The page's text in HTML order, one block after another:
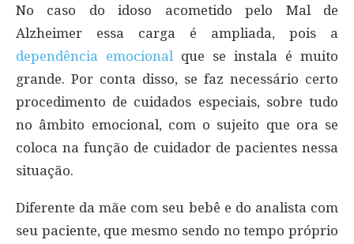
No caso do idoso acometido pelo Mal de
Alzheimer essa carga é ampliada, pois a
dependência emocional que se instala é muito
grande. Por conta disso, se faz necessário certo
procedimento de cuidados especiais, sobre tudo
no âmbito emocional, com o sujeito que ora se
coloca na função de cuidador de pacientes nessa
situação.
Diferente da mãe com seu bebê e do analista com
seu paciente, que mesmo sendo no tempo próprio